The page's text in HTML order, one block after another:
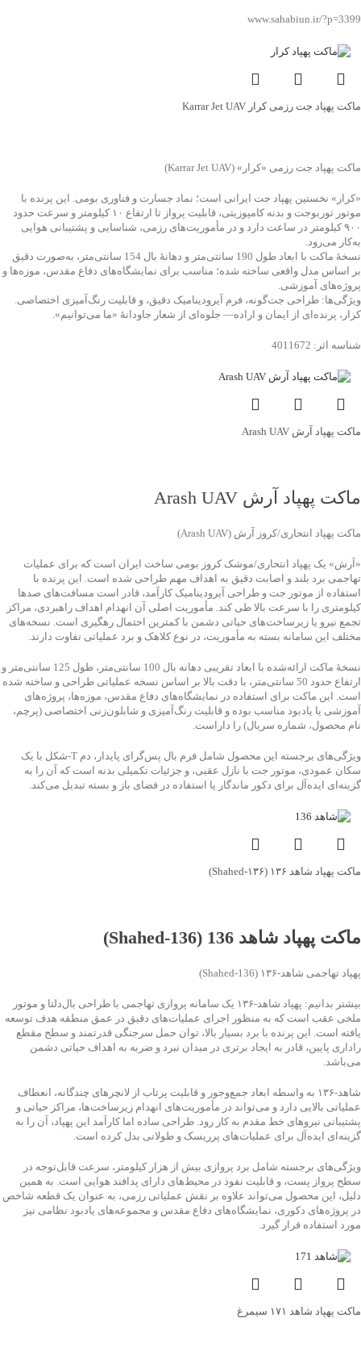
www.sahabiun.ir/?p=3399
ماکت پهپاد جت رزمی کرار Karrar Jet UAV
ماکت پهپاد جت رزمی «کرار» (Karrar Jet UAV)
«کرار» نخستین پهپاد جت ایرانی است؛ نماد جسارت و فناوری بومی. این پرنده با
موتور توربوجت و بدنه کامپوزیتی، قابلیت پرواز تا ارتفاع ۱۰ کیلومتر و سرعت حدود
۹۰۰ کیلومتر در ساعت دارد و در مأموریت‌های رزمی، شناسایی و پشتیبانی هوایی
به‌کار می‌رود.
نسخهٔ ماکت با ابعاد طول 190 سانتی‌متر و دهانهٔ بال 154 سانتی‌متر، به‌صورت دقیق
بر اساس مدل واقعی ساخته شده؛ مناسب برای نمایشگاه‌های دفاع مقدس، موزه‌ها و
پروژه‌های آموزشی.
ویژگی‌ها: طراحی جت‌گونه، فرم آیرودینامیک دقیق، و قابلیت رنگ‌آمیزی اختصاصی.
کرار، پرنده‌ای از ایمان و اراده— جلوه‌ای از شعار جاودانۀ «ما می‌توانیم».
شناسه اثر: 4011672
ماکت پهپاد آرش Arash UAV
ماکت پهپاد آرش Arash UAV
ماکت پهپاد انتحاری/کروز آرش (Arash UAV)
«آرش» یک پهپاد انتحاری/موشک کروز بومی ساخت ایران است که برای عملیات
تهاجمی برد بلند و اصابت دقیق به اهداف مهم طراحی شده است. این پرنده با
استفاده از موتور جت و طراحی آیرودینامیک کارآمد، قادر است مسافت‌های صدها
کیلومتری را با سرعت بالا طی کند. مأموریت اصلی آن انهدام اهداف راهبردی، مراکز
تجمع نیرو یا زیرساخت‌های حیاتی دشمن با کمترین احتمال رهگیری است. نسخه‌های
مختلف این سامانه بسته به مأموریت، در نوع کلاهک و برد عملیاتی تفاوت دارند.
نسخهٔ ماکت ارائه‌شده با ابعاد تقریبی دهانه بال 100 سانتی‌متر، طول 125 سانتی‌متر و
ارتفاع حدود 50 سانتی‌متر، با دقت بالا بر اساس نسخه عملیاتی طراحی و ساخته شده
است. این ماکت برای استفاده در نمایشگاه‌های دفاع مقدس، موزه‌ها، پروژه‌های
آموزشی یا یادبود مناسب بوده و قابلیت رنگ‌آمیزی و شابلون‌زنی اختصاصی (پرچم،
نام محصول، شماره سریال) را داراست.
ویژگی‌های برجسته این محصول شامل فرم بال پس‌گرای پایدار، دم T‑شکل با یک
سکان عمودی، موتور جت با نازل عقبی، و جزئیات تکمیلی بدنه است که آن را به
گزینه‌ای ایده‌آل برای دکور ماندگار یا استفاده در فضای باز و بسته تبدیل می‌کند.
ماکت پهپاد شاهد ۱۳۶ (Shahed‑۱۳۶)
ماکت پهپاد شاهد 136 (Shahed‑136)
پهپاد تهاجمی شاهد‑۱۳۶ (Shahed‑136)
بیشتر بدانیم: پهپاد شاهد‑۱۳۶ یک سامانه پروازی تهاجمی با طراحی بال‌دلتا و موتور
ملخی عقب است که به منظور اجرای عملیات‌های دقیق در عمق منطقه هدف توسعه
یافته است. این پرنده با برد بسیار بالا، توان حمل سرجنگی قدرتمند و سطح مقطع
راداری پایین، قادر به ایجاد برتری در میدان نبرد و ضربه به اهداف حیاتی دشمن
می‌باشد.
شاهد‑۱۳۶ به واسطه ابعاد جمع‌وجور و قابلیت پرتاب از لانچرهای چندگانه، انعطاف
عملیاتی بالایی دارد و می‌تواند در مأموریت‌های انهدام زیرساخت‌ها، مراکز حیاتی و
پشتیبانی نیروهای خط مقدم به کار رود. طراحی ساده اما کارآمد این پهپاد، آن را به
گزینه‌ای ایده‌آل برای عملیات‌های پرریسک و طولانی بدل کرده است.
ویژگی‌های برجسته شامل برد پروازی بیش از هزار کیلومتر، سرعت قابل‌توجه در
سطح پرواز پست، و قابلیت نفوذ در محیط‌های دارای پدافند هوایی است. به همین
دلیل، این محصول می‌تواند علاوه بر نقش عملیاتی رزمی، به عنوان یک قطعه شاخص
در پروژه‌های دکوری، نمایشگاه‌های دفاع مقدس و مجموعه‌های یادبود نظامی نیز
مورد استفاده قرار گیرد.
ماکت پهپاد شاهد ۱۷۱ سیمرغ